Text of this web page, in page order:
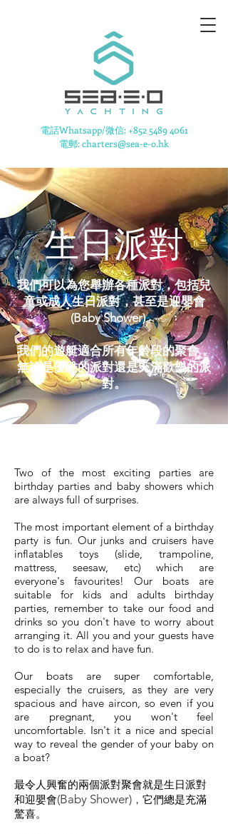
​電話Whatsapp/微信: +852 5489 4061
電郵: charters@sea-e-o.hk
生日派對
我們可以為您舉辦各種派對，包括兒
童或成人生日派對，甚至是迎嬰會
(Baby Shower)。
我們的遊艇適合所有年齡段的聚會，
無論是優雅的派對還是充滿歡樂的派
對。
Two of the most exciting parties are
birthday parties and baby showers which
are always full of surprises.
The most important element of a birthday
party is fun. Our junks and cruisers have
inflatables toys (slide, trampoline,
mattress, seesaw, etc) which are
everyone's favourites! Our boats are
suitable for kids and adults birthday
parties, remember to take our food and
drinks so you don't have to worry about
arranging it. All you and your guests have
to do is to relax and have fun.
Our boats are super comfortable,
especially the cruisers, as they are very
spacious and have aircon, so even if you
are pregnant, you won't feel
uncomfortable. Isn't it a nice and special
way to reveal the gender of your baby on
a boat?
最令人興奮的兩個派對聚會就是生日派對
和迎嬰會(Baby Shower) ， 它們總是充滿
驚喜。